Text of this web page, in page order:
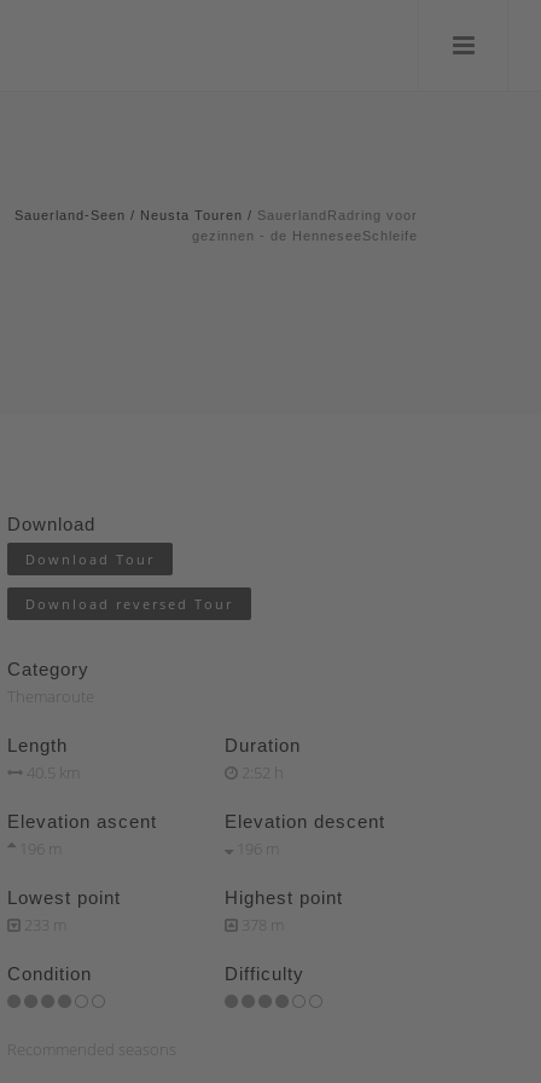
Sauerland-Seen / Neusta Touren / SauerlandRadring voor
gezinnen - de HenneseeSchleife
Download
Download Tour
Download reversed Tour
Category
Themaroute
Length
40.5 km
Duration
2:52 h
Elevation ascent
196 m
Elevation descent
196 m
Lowest point
233 m
Highest point
378 m
Condition Difficulty
Recommended seasons